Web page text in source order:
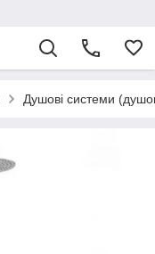
Душові системи